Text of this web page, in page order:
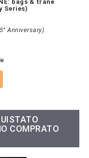
bags & trane
Series)
Anniversary)
COMPRATO